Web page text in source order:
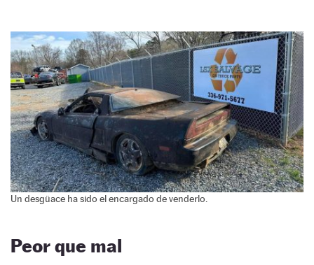
Un desgüace ha sido el encargado de venderlo.
Peor que mal